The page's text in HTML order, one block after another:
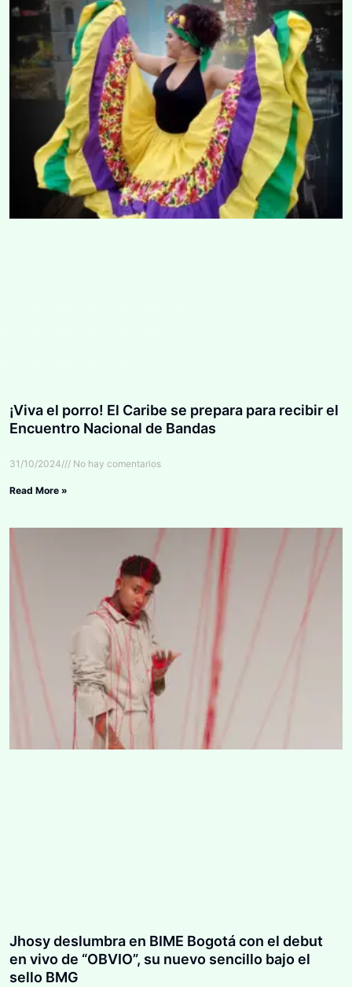
¡Viva el porro! El Caribe se prepara para recibir el
Encuentro Nacional de Bandas
31/10/2024 No hay comentarios
Read More »
Jhosy deslumbra en BIME Bogotá con el debut
en vivo de “OBVIO”, su nuevo sencillo bajo el
sello BMG